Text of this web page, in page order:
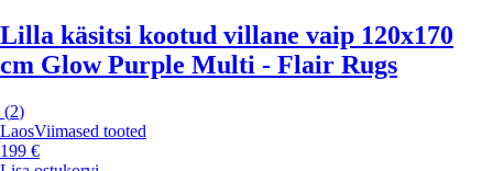
Lilla käsitsi kootud villane vaip 120x170
cm Glow Purple Multi - Flair Rugs
(2)
LaosViimased tooted
199 €